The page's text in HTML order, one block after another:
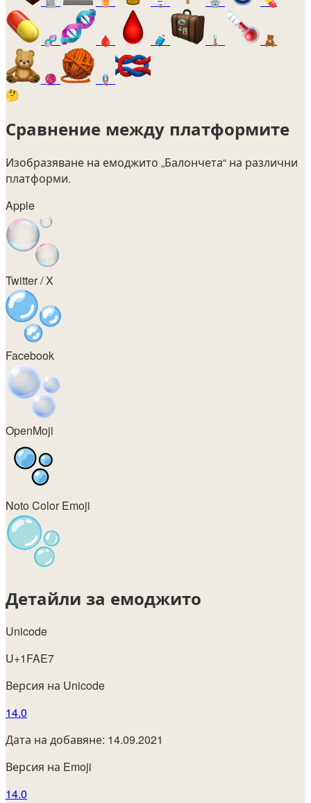
🧬 🩸 🧳 🌡️ 🧸
🧶
🪢
🤔
Сравнение между платформите
Изобразяване на емоджито „Балончета“ на различни
платформи.
Apple
Twitter / X
Facebook
OpenMoji
Noto Color Emoji
Детайли за емоджито
Unicode
U+1FAE7
Версия на Unicode
14.0
Дата на добавяне: 14.09.2021
Версия на Emoji
14.0